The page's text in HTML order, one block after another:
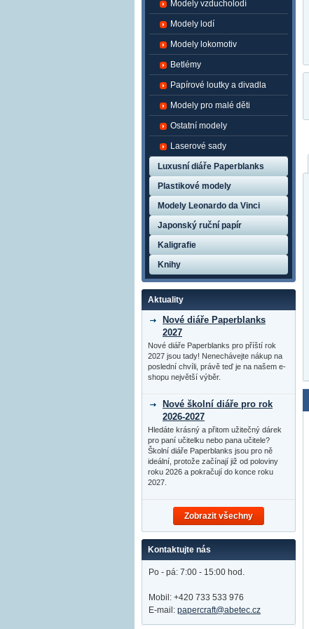
Modely vzducholodí
Modely lodí
Modely lokomotiv
Betlémy
Papírové loutky a divadla
Modely pro malé děti
Ostatní modely
Laserové sady
Luxusní diáře Paperblanks
Plastikové modely
Modely Leonardo da Vinci
Japonský ruční papír
Kaligrafie
Knihy
Aktuality
Nové diáře Paperblanks
2027
Nové diáře Paperblanks pro příští rok
2027 jsou tady! Nenechávejte nákup na
poslední chvíli, právě teď je na našem e-
shopu největší výběr.
Nové školní diáře pro rok
2026-2027
Hledáte krásný a přitom užitečný dárek
pro paní učitelku nebo pana učitele?
Školní diáře Paperblanks jsou pro ně
ideální, protože začínají již od poloviny
roku 2026 a pokračují do konce roku
2027.
Zobrazit všechny
Kontaktujte nás
Po - pá: 7:00 - 15:00 hod.
Mobil: +420 733 533 976
E-mail: papercraft@abetec.cz